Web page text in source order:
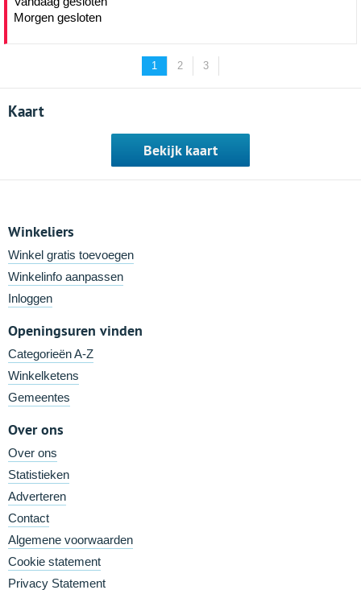
Morgen gesloten
1 2 3
Kaart
Bekijk kaart
Winkeliers
Winkel gratis toevoegen
Winkelinfo aanpassen
Inloggen
Openingsuren vinden
Categorieën A-Z
Winkelketens
Gemeentes
Over ons
Over ons
Statistieken
Adverteren
Contact
Algemene voorwaarden
Cookie statement
Privacy Statement